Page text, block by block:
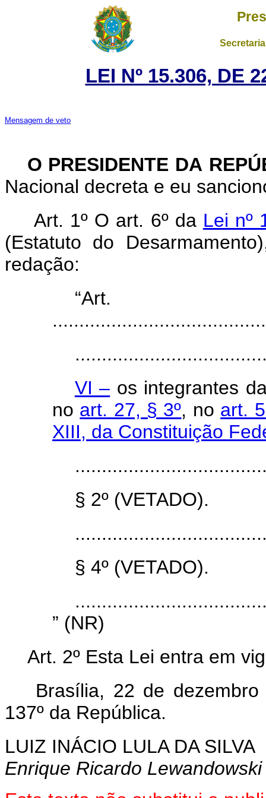
LEI Nº 15.306, DE
Mensagem de veto
O PRESIDENTE DA
Nacional decreta e eu
Art. 1º O art. 6º da Lei nº
(Estatuto do
redação:
VI – os integrantes
no art. 27, § 3º, no art.
XIII, da Constituição
§ 2º (VETADO).
§ 4º (VETADO).
” (NR)
Art. 2º Esta Lei entra em
Brasília, 22 de
137º da República.
LUIZ INÁCIO LULA DA SILVA
Enrique Ricardo Lewandowski